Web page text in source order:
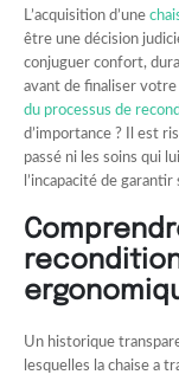
L’acquisition d’une
être une décision
conjuguer confort,
avant de finaliser votre
du processus de
d’importance ? Il est
passé ni les soins qui
l’incapacité de
Un historique
lesquelles la chaise a